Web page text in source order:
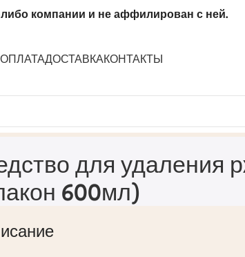
компании и не аффилирован с ней.
ОПЛАТАДОСТАВКАКОНТАКТЫ
Zinc» (флакон 600мл)
для удаления
600мл)